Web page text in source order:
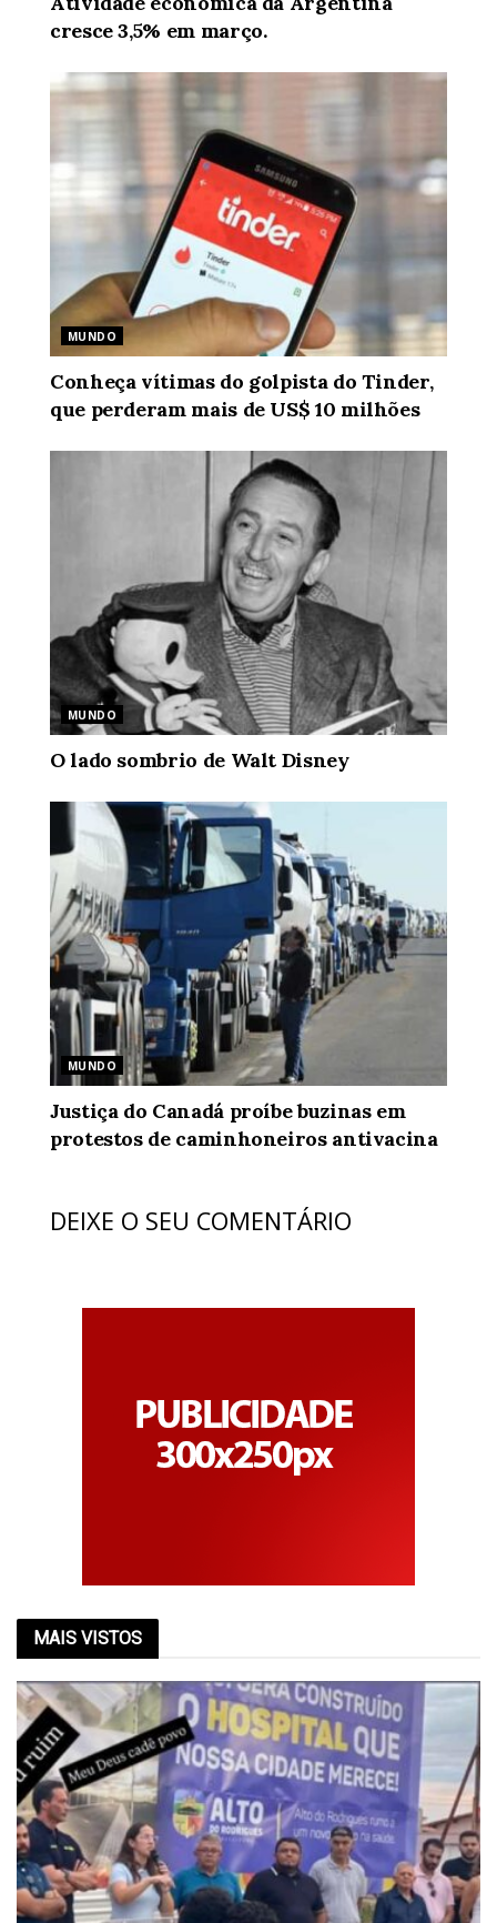
cresce 3,5% em março.
MUNDO
Conheça vítimas do golpista do Tinder,
que perderam mais de US$ 10 milhões
MUNDO
O lado sombrio de Walt Disney
MUNDO
Justiça do Canadá proíbe buzinas em
protestos de caminhoneiros antivacina
DEIXE O SEU COMENTÁRIO
MAIS VISTOS